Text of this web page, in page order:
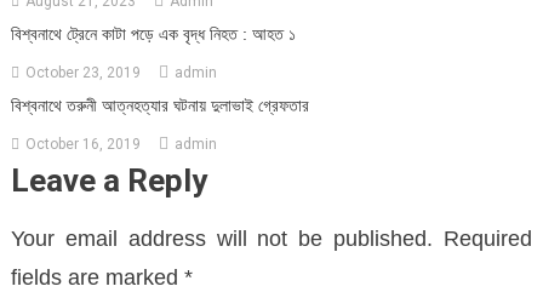
বিশ্বনাথে ট্রেনে কাটা পড়ে এক বৃদ্ধ নিহত : আহত ১
October 23, 2019 admin
বিশ্বনাথে তরুনী আত্নহত্যার ঘটনায় দুলাভাই গ্রেফতার
October 16, 2019 admin
Leave a Reply
Your email address will not be published. Required
fields are marked *